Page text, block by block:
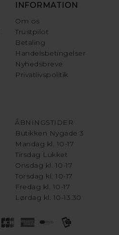
INFORMATION
Om os
Trustpilot
Betaling
Handelsbetingelser
Nyhedsbreve
Privatlivspolitik
ÅBNINGSTIDER
Butikken Nygade 3
Mandag kl. 10-17
Tirsdag Lukket
Onsdag kl. 10-17
Torsdag kl. 10-17
Fredag kl. 10-17
Lørdag kl. 10-13.30